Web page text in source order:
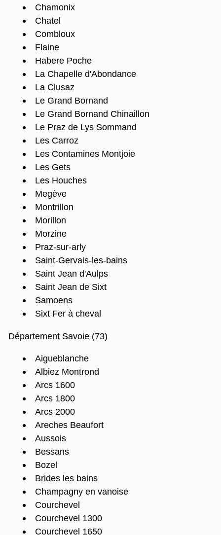
Chamonix
Chatel
Combloux
Flaine
Habere Poche
La Chapelle d'Abondance
La Clusaz
Le Grand Bornand
Le Grand Bornand Chinaillon
Le Praz de Lys Sommand
Les Carroz
Les Contamines Montjoie
Les Gets
Les Houches
Megève
Montrillon
Morillon
Morzine
Praz-sur-arly
Saint-Gervais-les-bains
Saint Jean d'Aulps
Saint Jean de Sixt
Samoens
Sixt Fer à cheval
Département Savoie (73)
Aigueblanche
Albiez Montrond
Arcs 1600
Arcs 1800
Arcs 2000
Areches Beaufort
Aussois
Bessans
Bozel
Brides les bains
Champagny en vanoise
Courchevel
Courchevel 1300
Courchevel 1650